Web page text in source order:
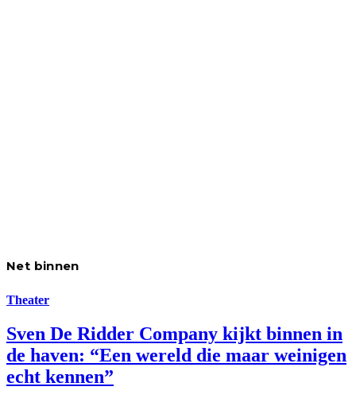
Net binnen
Theater
Sven De Ridder Company kijkt binnen in
de haven: “Een wereld die maar weinigen
echt kennen”